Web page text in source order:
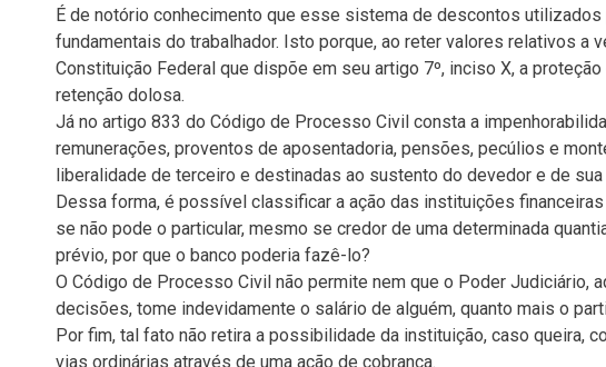
É de notório conhecimento que esse sistema de descontos
fundamentais do trabalhador. Isto porque, ao reter valores relativos a
Constituição Federal que dispõe em seu artigo 7º, inciso X, a
retenção dolosa.
Já no artigo 833 do Código de Processo Civil consta a
remunerações, proventos de aposentadoria, pensões, pecúlios e
liberalidade de terceiro e destinadas ao sustento do devedor e de sua
Dessa forma, é possível classificar a ação das instituições
se não pode o particular, mesmo se credor de uma determinada
prévio, por que o banco poderia fazê-lo?
O Código de Processo Civil não permite nem que o Poder Judiciário,
decisões, tome indevidamente o salário de alguém, quanto mais o
Por fim, tal fato não retira a possibilidade da instituição, caso queira,
vias ordinárias através de uma ação de cobrança.